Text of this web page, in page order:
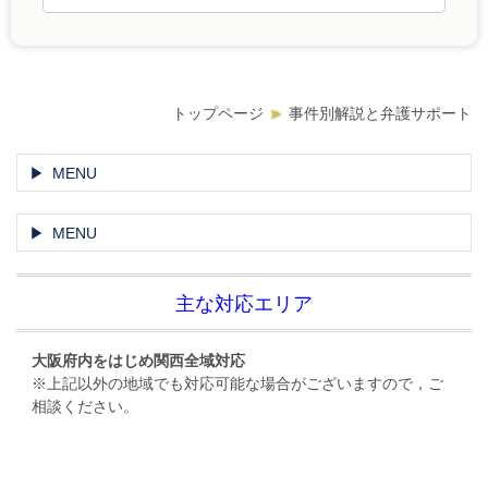
トップページ 事件別解説と弁護サポート
MENU
MENU
主な対応エリア
大阪府内をはじめ関西全域対応
※上記以外の地域でも対応可能な場合がございますので，ご
相談ください。